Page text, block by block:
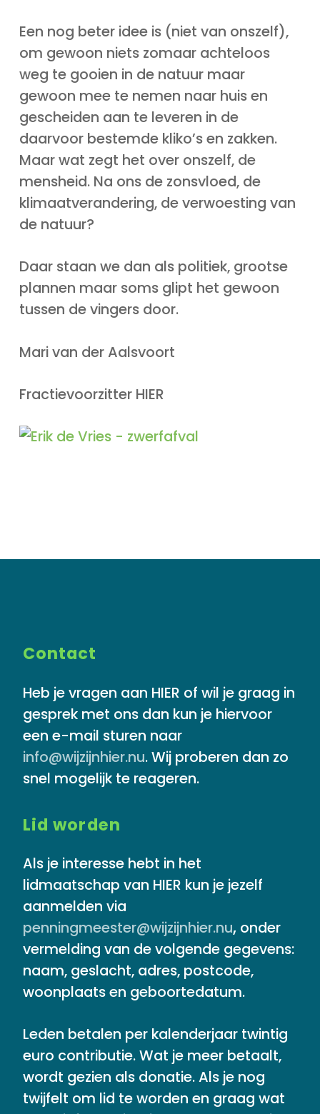
Een nog beter idee is (niet van onszelf),
om gewoon niets zomaar achteloos
weg te gooien in de natuur maar
gewoon mee te nemen naar huis en
gescheiden aan te leveren in de
daarvoor bestemde kliko’s en zakken.
Maar wat zegt het over onszelf, de
mensheid. Na ons de zonsvloed, de
klimaatverandering, de verwoesting van
de natuur?
Daar staan we dan als politiek, grootse
plannen maar soms glipt het gewoon
tussen de vingers door.
Mari van der Aalsvoort
Fractievoorzitter HIER
Contact
Heb je vragen aan HIER of wil je graag in
gesprek met ons dan kun je hiervoor
een e-mail sturen naar
info@wijzijnhier.nu. Wij proberen dan zo
snel mogelijk te reageren.
Lid worden
Als je interesse hebt in het
lidmaatschap van HIER kun je jezelf
aanmelden via
penningmeester@wijzijnhier.nu,onder
vermelding van de volgende gegevens:
naam, geslacht, adres, postcode,
woonplaats en geboortedatum.
Leden betalen per kalenderjaar twintig
euro contributie. Wat je meer betaalt,
wordt gezien als donatie. Als je nog
twijfelt om lid te worden en graag wat